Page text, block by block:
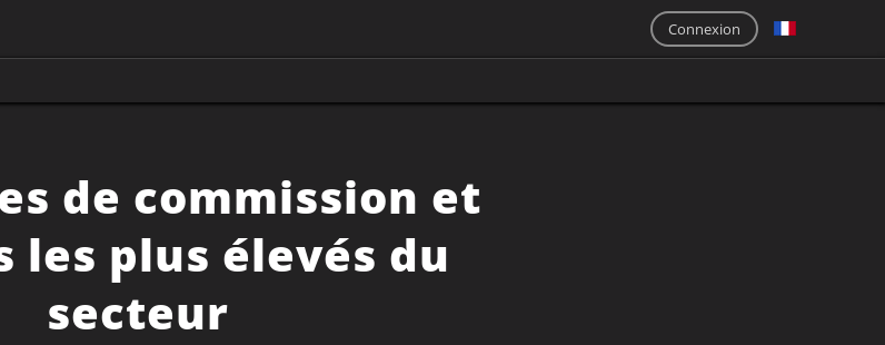
Connexion
de commission et
les plus élevés du
secteur